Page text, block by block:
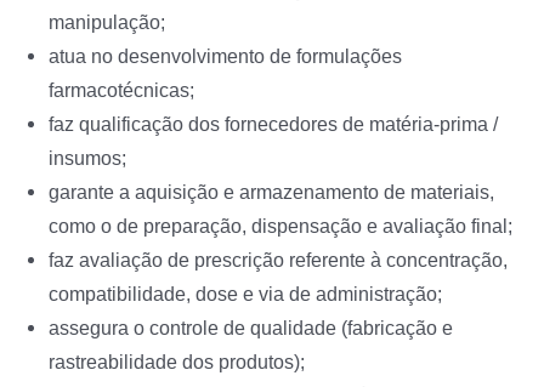
manipulação;
atua no desenvolvimento de formulações
farmacotécnicas;
faz qualificação dos fornecedores de matéria-prima /
insumos;
garante a aquisição e armazenamento de materiais,
como o de preparação, dispensação e avaliação final;
faz avaliação de prescrição referente à concentração,
compatibilidade, dose e via de administração;
assegura o controle de qualidade (fabricação e
rastreabilidade dos produtos);